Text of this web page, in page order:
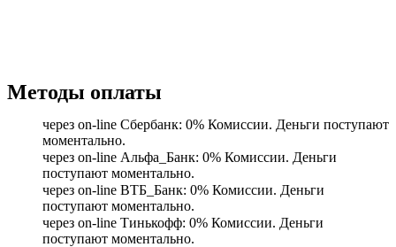
Методы оплаты
через on-line Сбербанк: 0% Комиссии. Деньги поступают
моментально.
через on-line Альфа_Банк: 0% Комиссии. Деньги
поступают моментально.
через on-line ВТБ_Банк: 0% Комиссии. Деньги
поступают моментально.
через on-line Тинькофф: 0% Комиссии. Деньги
поступают моментально.